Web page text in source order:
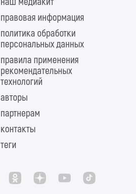
правовая информация
политика обработки
персональных данных
правила применения
рекомендательных
технологий
авторы
партнерам
контакты
теги